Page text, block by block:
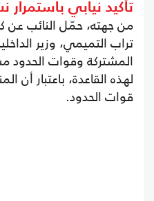
تأكيد نيابي باستمرار
من جهته، حمّل النائب عن
تراب التميمي، وزير
المشتركة وقوات الحدود
لهذه القاعدة، باعتبار
قوات الحدود.